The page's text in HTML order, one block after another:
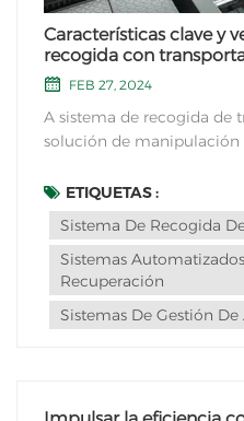
Características clave y
recogida con
FEB 27, 2024
A sistema de recogida de
solución de manipulación
o productos dentro de
preparar o clasificar
detallan alg...
ETIQUETAS :
Sistema De Recogida
Sistemas
Recuperación
Sistemas De Gestión